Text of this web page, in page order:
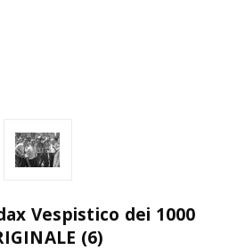
Vespistico dei 1000
(6)